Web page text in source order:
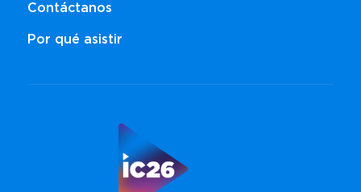
Contáctanos
Por qué asistir